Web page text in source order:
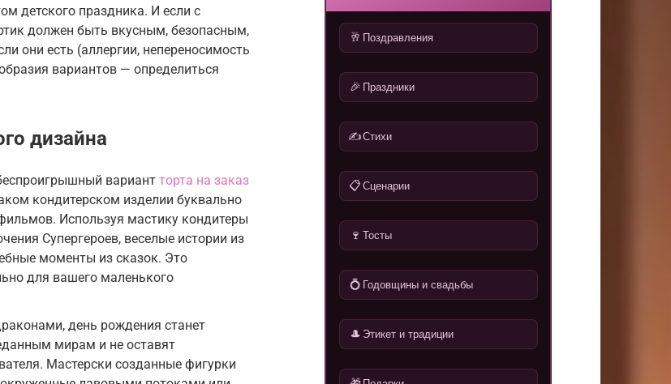
детского праздника. И если с
должен быть вкусным, безопасным,
они есть (аллергии, непереносимость
вариантов — определиться
дизайна
вариант торта на заказ
кондитерском изделии буквально
Используя мастику кондитеры
Супергероев, веселые истории из
моменты из сказок. Это
для вашего маленького
день рождения станет
мирам и не оставят
Мастерски созданные фигурки
🥂 Поздравления
🎉 Праздники
✍️Стихи
📋 Сценарии
🍷 Тосты
💍 Годовщины и свадьбы
🎩 Этикет и традиции